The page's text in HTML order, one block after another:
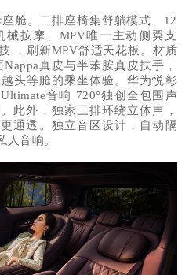
舱。二排座椅集舒躺模式、12
械按摩、MPV唯一主动侧翼支
，刷新MPV舒适天花板。材质
真皮与半苯胺真皮扶手，
头等舱的乘坐体验。华为悦彰
音响 720°独创全包围声
此外，独家三排环绕立体声，
通透。独立音区设计，自动隔
音响。